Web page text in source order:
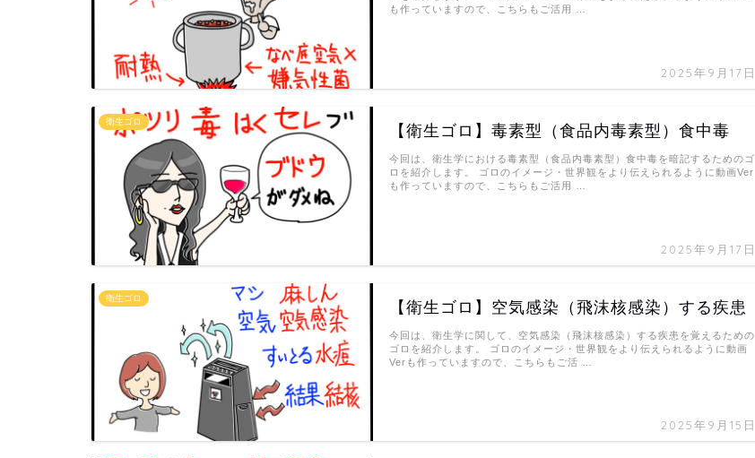
2025年9月17日
も作っていますので、こちらもご活用 …
衛生ゴロ
【衛生ゴロ】毒素型（食品内毒素型）食中毒
2025年9月17日
今回は、衛生学における毒素型（食品内毒素型）食中毒を暗記するためのゴ
ロを紹介します。 ゴロのイメージ・世界観をより伝えられるように動画Ver
も作っていますので、こちらもご活用 …
衛生ゴロ
【衛生ゴロ】空気感染（飛沫核感染）する疾患
2025年9月15日
今回は、衛生学に関して、空気感染（飛沫核感染）する疾患を覚えるための
ゴロを紹介します。 ゴロのイメージ・世界観をより伝えられるように動画
Verも作っていますので、こちらもご活 …